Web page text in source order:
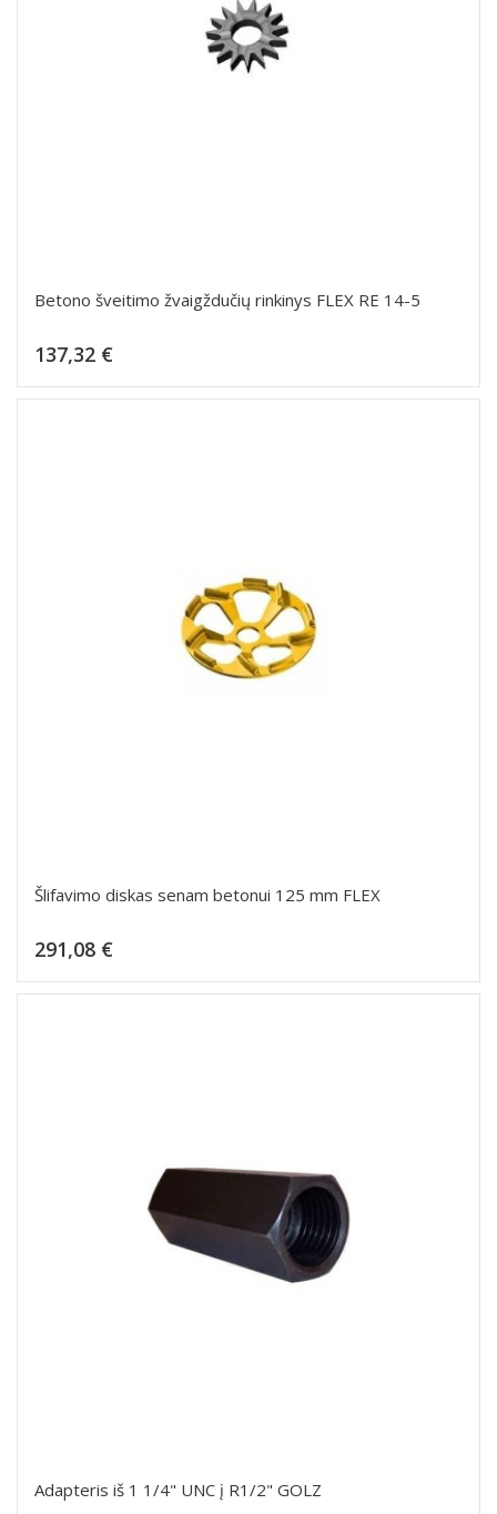
Betono šveitimo žvaigždučių rinkinys FLEX RE 14-5
137,32 €
Šlifavimo diskas senam betonui 125 mm FLEX
291,08 €
Adapteris iš 1 1/4" UNC į R1/2" GOLZ